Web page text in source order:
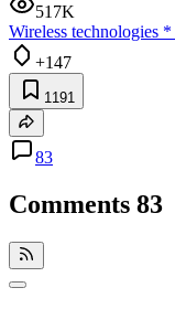
517K
Wireless technologies *
+147
1191
83
Comments 83